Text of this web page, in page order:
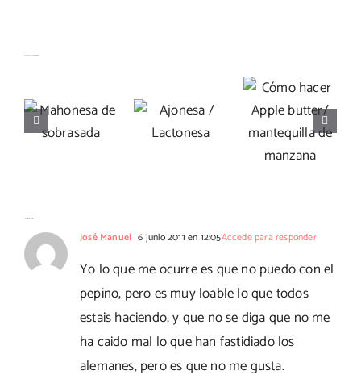
de
Ajonesa /
Lactonesa
Apple
butter/
mantequilla
José Manuel 6 junio 2011 en 12:05Accede para responder
Yo lo que me ocurre es que no puedo con el
pepino, pero es muy loable lo que todos
estais haciendo, y que no se diga que no me
ha caido mal lo que han fastidiado los
alemanes, pero es que no me gusta.